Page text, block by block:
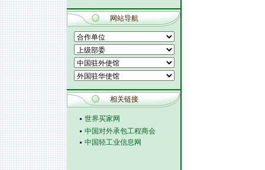
网站导航
相关链接
世界买家网
中国对外承包工程商会
中国轻工业信息网